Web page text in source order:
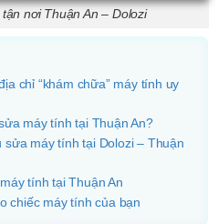
nơi Thuận An – Dolozi
chỉ “khám chữa” máy tính uy
máy tính tại Thuận An?
sửa máy tính tại Dolozi – Thuận
tính tại Thuận An
chiếc máy tính của bạn